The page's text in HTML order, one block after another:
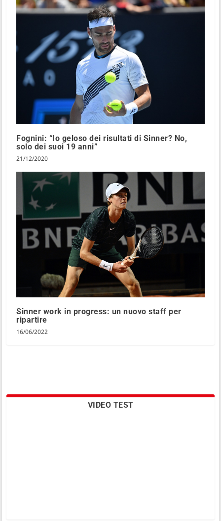
Fognini: “Io geloso dei risultati di Sinner? No,
solo dei suoi 19 anni”
21/12/2020
Sinner work in progress: un nuovo staff per
ripartire
16/06/2022
VIDEO TEST